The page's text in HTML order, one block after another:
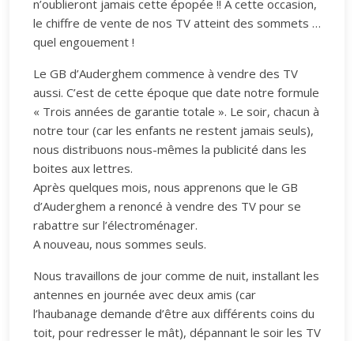
n’oublieront jamais cette épopée !! A cette occasion,
le chiffre de vente de nos TV atteint des sommets …
quel engouement !
Le GB d’Auderghem commence à vendre des TV
aussi. C’est de cette époque que date notre formule
« Trois années de garantie totale ». Le soir, chacun à
notre tour (car les enfants ne restent jamais seuls),
nous distribuons nous-mêmes la publicité dans les
boites aux lettres.
Après quelques mois, nous apprenons que le GB
d’Auderghem a renoncé à vendre des TV pour se
rabattre sur l’électroménager.
A nouveau, nous sommes seuls.
Nous travaillons de jour comme de nuit, installant les
antennes en journée avec deux amis (car
l’haubanage demande d’être aux différents coins du
toit, pour redresser le mât), dépannant le soir les TV